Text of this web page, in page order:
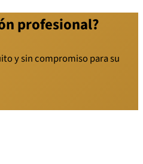
profesional?
y sin compromiso para su